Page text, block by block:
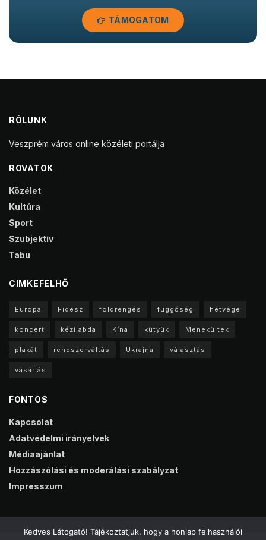
TÁMOGATOM
RÓLUNK
Veszprém város online közéleti portálja
ROVATOK
Közélet
Kultúra
Sport
Szubjektív
Tabu
CIMKEFELHŐ
Europa Fidesz földrengés függőség hétvége
koncert kézilabda Kína kütyük Menekültek
plakát rendszerváltás Ukrajna választás
vásárlás
FONTOS
Kapcsolat
Adatvédelmi irányelvek
Médiaajánlat
Hozzászólási és moderálási szabályzat
Impresszum
Kedves Látogató! Tájékoztatjuk, hogy a honlap felhasználói